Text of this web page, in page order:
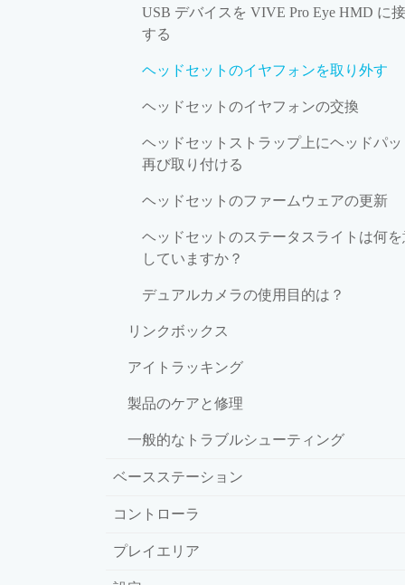
USB デバイスを VIVE Pro Eye HMD に
する
ヘッドセットのイヤフォンを取り外す
ヘッドセットのイヤフォンの交換
ヘッドセットストラップ上にヘッドパ
再び取り付ける
ヘッドセットのファームウェアの更新
ヘッドセットのステータスライトは何
していますか？
デュアルカメラの使用目的は？
リンクボックス
アイトラッキング
製品のケアと修理
一般的なトラブルシューティング
ベースステーション
コントローラ
プレイエリア